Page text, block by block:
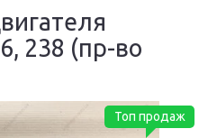
238 (пр-во
Топ продаж